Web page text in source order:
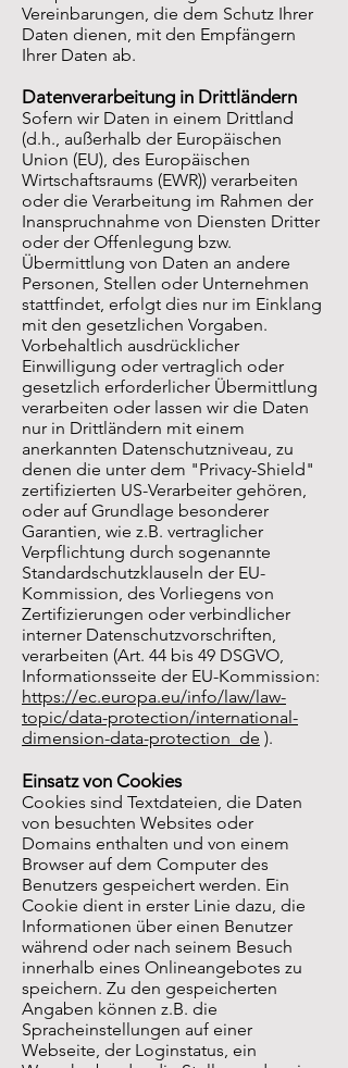
Vereinbarungen, die dem Schutz Ihrer
Daten dienen, mit den Empfängern
Ihrer Daten ab.
Datenverarbeitung in Drittländern
Sofern wir Daten in einem Drittland
(d.h., außerhalb der Europäischen
Union (EU), des Europäischen
Wirtschaftsraums (EWR)) verarbeiten
oder die Verarbeitung im Rahmen der
Inanspruchnahme von Diensten Dritter
oder der Offenlegung bzw.
Übermittlung von Daten an andere
Personen, Stellen oder Unternehmen
stattfindet, erfolgt dies nur im Einklang
mit den gesetzlichen Vorgaben.
Vorbehaltlich ausdrücklicher
Einwilligung oder vertraglich oder
gesetzlich erforderlicher Übermittlung
verarbeiten oder lassen wir die Daten
nur in Drittländern mit einem
anerkannten Datenschutzniveau, zu
denen die unter dem "Privacy-Shield"
zertifizierten US-Verarbeiter gehören,
oder auf Grundlage besonderer
Garantien, wie z.B. vertraglicher
Verpflichtung durch sogenannte
Standardschutzklauseln der EU-
Kommission, des Vorliegens von
Zertifizierungen oder verbindlicher
interner Datenschutzvorschriften,
verarbeiten (Art. 44 bis 49 DSGVO,
Informationsseite der EU-Kommission:
https://ec.europa.eu/info/law/law-
topic/data-protection/international-
dimension-data-protection_de ).
Einsatz von Cookies
Cookies sind Textdateien, die Daten
von besuchten Websites oder
Domains enthalten und von einem
Browser auf dem Computer des
Benutzers gespeichert werden. Ein
Cookie dient in erster Linie dazu, die
Informationen über einen Benutzer
während oder nach seinem Besuch
innerhalb eines Onlineangebotes zu
speichern. Zu den gespeicherten
Angaben können z.B. die
Spracheinstellungen auf einer
Webseite, der Loginstatus, ein